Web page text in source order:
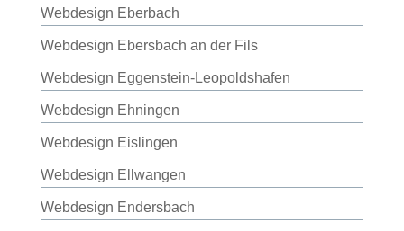
Webdesign Eberbach
Webdesign Ebersbach an der Fils
Webdesign Eggenstein-Leopoldshafen
Webdesign Ehningen
Webdesign Eislingen
Webdesign Ellwangen
Webdesign Endersbach